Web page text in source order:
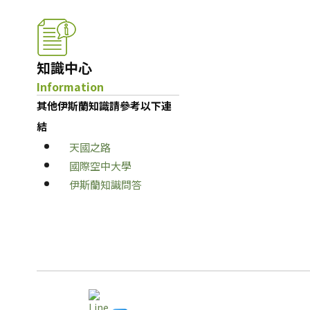
知識中心
Information
其他伊斯蘭知識請參考以下連
結
天國之路
國際空中大學
伊斯蘭知識問答